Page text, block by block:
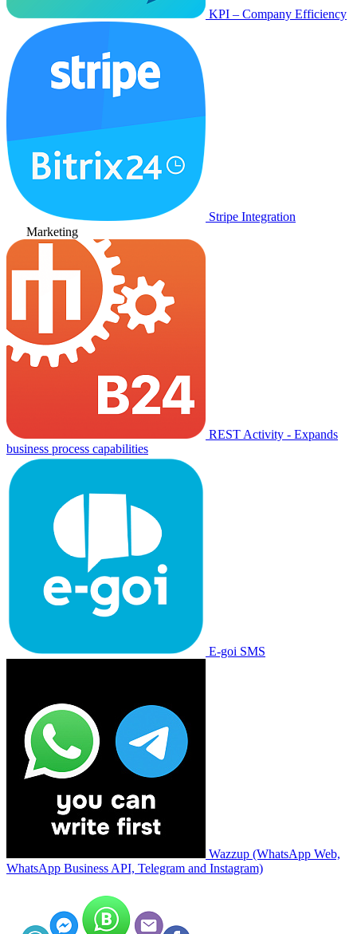
KPI – Company Efficiency
Stripe Integration
Marketing
REST Activity - Expands
business process capabilities
E-goi SMS
Wazzup (WhatsApp Web,
WhatsApp Business API, Telegram and Instagram)